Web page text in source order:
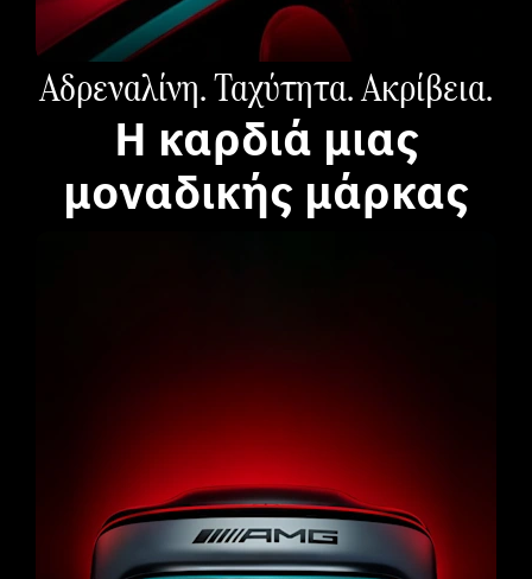
Αδρεναλίνη. Ταχύτητα. Ακρίβεια.​
H καρδιά μιας
μοναδικής μάρκας​